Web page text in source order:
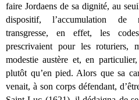
faire Jordaens de sa dignité, au
dispositif, l’accumulation de
transgresse, en effet, les
prescrivaient pour les roturiers,
modestie austère et, en
plutôt qu’en pied. Alors que sa
venait, à son corps défendant,